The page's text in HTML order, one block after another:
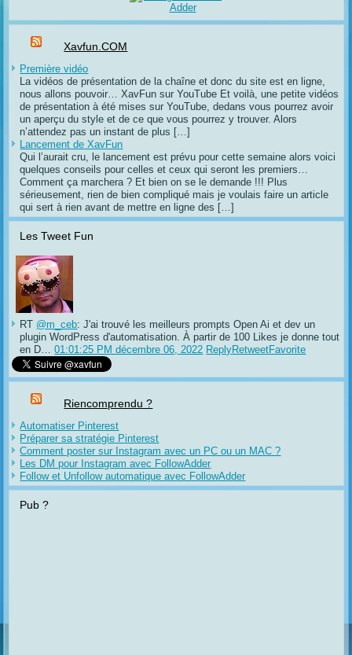
Xavfun.COM
Première vidéo
La vidéos de présentation de la chaîne et donc du site est en ligne,
nous allons pouvoir… XavFun sur YouTube Et voilà, une petite vidéos
de présentation à été mises sur YouTube, dedans vous pourrez avoir
un aperçu du style et de ce que vous pourrez y trouver. Alors
n’attendez pas un instant de plus […]
Lancement de XavFun
Qui l’aurait cru, le lancement est prévu pour cette semaine alors voici
quelques conseils pour celles et ceux qui seront les premiers…
Comment ça marchera ? Et bien on se le demande !!! Plus
sérieusement, rien de bien compliqué mais je voulais faire un article
qui sert à rien avant de mettre en ligne des […]
Les Tweet Fun
RT @m_ceb: J'ai trouvé les meilleurs prompts Open Ai et dev un
plugin WordPress d'automatisation. À partir de 100 Likes je donne tout
en D…
01:01:25 PM décembre 06, 2022 ReplyRetweetFavorite
Riencomprendu ?
Automatiser Pinterest
Préparer sa stratégie Pinterest
Comment poster sur Instagram avec un PC ou un MAC ?
Les DM pour Instagram avec FollowAdder
Follow et Unfollow automatique avec FollowAdder
Pub ?